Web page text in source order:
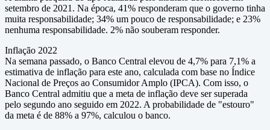
setembro de 2021. Na época, 41% responderam que o governo tinha
muita responsabilidade; 34% um pouco de responsabilidade; e 23%
nenhuma responsabilidade. 2% não souberam responder.
Inflação 2022
Na semana passado, o Banco Central elevou de 4,7% para 7,1% a
estimativa de inflação para este ano, calculada com base no Índice
Nacional de Preços ao Consumidor Amplo (IPCA). Com isso, o
Banco Central admitiu que a meta de inflação deve ser superada
pelo segundo ano seguido em 2022. A probabilidade de "estouro"
da meta é de 88% a 97%, calculou o banco.